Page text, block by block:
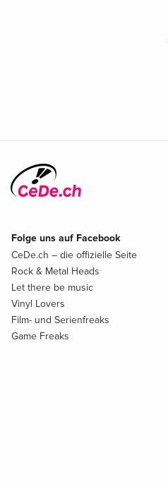
Folge uns auf Facebook
CeDe.ch – die offizielle Seite
Rock & Metal Heads
Let there be music
Vinyl Lovers
Film- und Serienfreaks
Game Freaks